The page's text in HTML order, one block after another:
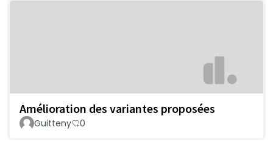
Amélioration des variantes proposées
Guitteny 0